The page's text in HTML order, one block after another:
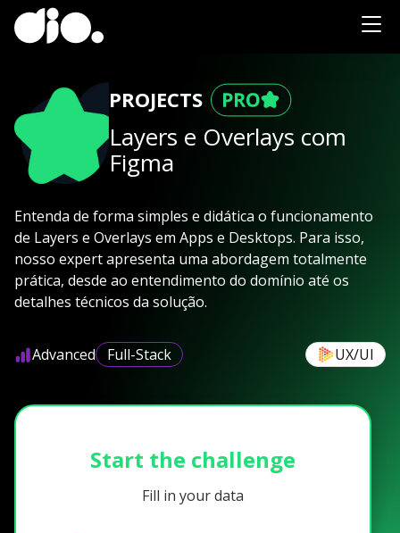
PROJECTS
Layers e Overlays com
Figma
Entenda de forma simples e didática o funcionamento
de Layers e Overlays em Apps e Desktops. Para isso,
nosso expert apresenta uma abordagem totalmente
prática, desde ao entendimento do domínio até os
detalhes técnicos da solução.
Advanced Full-Stack UX/UI
Start the challenge
Fill in your data